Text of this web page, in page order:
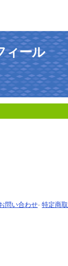
ィール
問い合わせ- 特定商